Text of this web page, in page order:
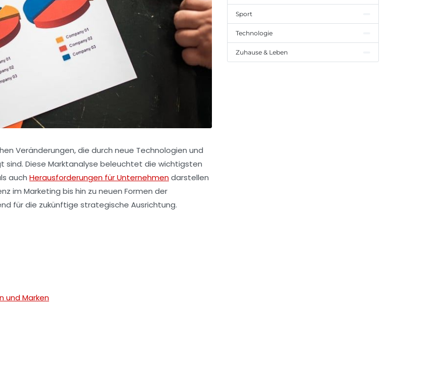
Veränderungen, die durch neue Technologien und
sind. Diese Marktanalyse beleuchtet die wichtigsten
auch Herausforderungen für Unternehmendarstellen
im Marketing bis hin zu neuen Formen der
für die zukünftige strategische Ausrichtung.
und Marken
Sport
Technologie
Zuhause & Leben